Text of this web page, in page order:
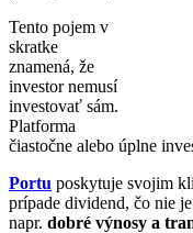
Tento pojem v
skratke
znamená, že
investor nemusí
investovať sám.
Platforma
čiastočne alebo úplne
Portu poskytuje svojim
prípade dividend, čo nie
napr. dobré výnosy a